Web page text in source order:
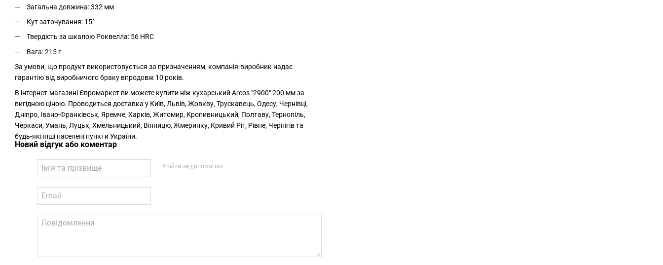
Загальна довжина: 332 мм
Кут заточування: 15°
Твердість за шкалою Роквелла: 56 HRC
Вага: 215 г
За умови, що продукт використовується за призначенням, компанія-виробник надає
гарантію від виробничого браку впродовж 10 років.
В інтернет-магазині Євромаркет ви можете купити ніж кухарський Arcos "2900" 200 мм за
вигідною ціною. Проводиться доставка у Київ, Львів, Жовкву, Трускавець, Одесу, Чернівці,
Дніпро, Івано-Франківськ, Яремче, Харків, Житомир, Кропивницький, Полтаву, Тернопіль,
Черкаси, Умань, Луцьк, Хмельницький, Вінницю, Жмеринку, Кривий Ріг, Рівне, Чернігів та
будь-які інші населені пункти України.
Новий відгук або коментар
Увійти за допомогою